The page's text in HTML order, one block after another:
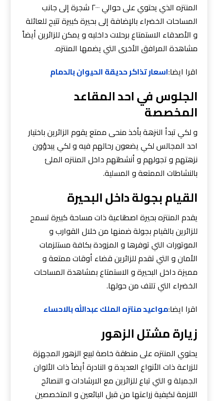
المنتزه الذي يحتوي على حوالي ٢٠٠٠ شجرة إلى جانب
المساحات الخضراء بالإضافة إلى بحيرة كبيرة تتيح للعائلة
و الأصدقاء الاستمتاع برحلات داخليه و يمكن للزائرين أيضاً
مشاهدة المرافق الأخرى التي يضمها المنتزه.
اقرا ايضا:اسعار تذاكر حديقة الحيوان بالدمام
الجلوس في احد المقاعد
المخصصة
و لكي تبدأ النزهة بأخذ منحى ممتع يقوم الزائرين باختيار
احد المجالس لكي يضعون رحالهم فيه و لكي يبدؤون
نزهتهم و تجولهم و أنشطتهم داخل المنتزه الملئ
بالنشاطات الممتعة و المسلية.
القيام بجولة داخل البحيرة
يقدم المنتزه بحيرة اصطناعية ذات مساحة كبيرة تسمح
للزائرين بالقيام بجولة ضمنها من خلال القوارب و
الموتورات التي توفرها و المزودة بكافة مستلزمات
الأمان و التي تقدم للزائرين قضاء أوقات ممتعة و
مميزة داخل البحيرة و الاستمتاع بمشاهدة المساحات
الخضراء التي تلتف من حولها.
اقرا ايضا:مواعيد منتزه الملك عبدالله بالاحساء
زيارة مشتل الزهور
يحتوي المنتزه على منطقة خاصة لبيع الزهور المجهزة
للزراعة ذات الأنواع العديدة و النادرة أيضاً ذات الألوان
الجميلة و التي تباع للزائرين مع الارشادات و النصائح
اللازمة لكيفية زراعتها من قبل البائعين و المتخصصين